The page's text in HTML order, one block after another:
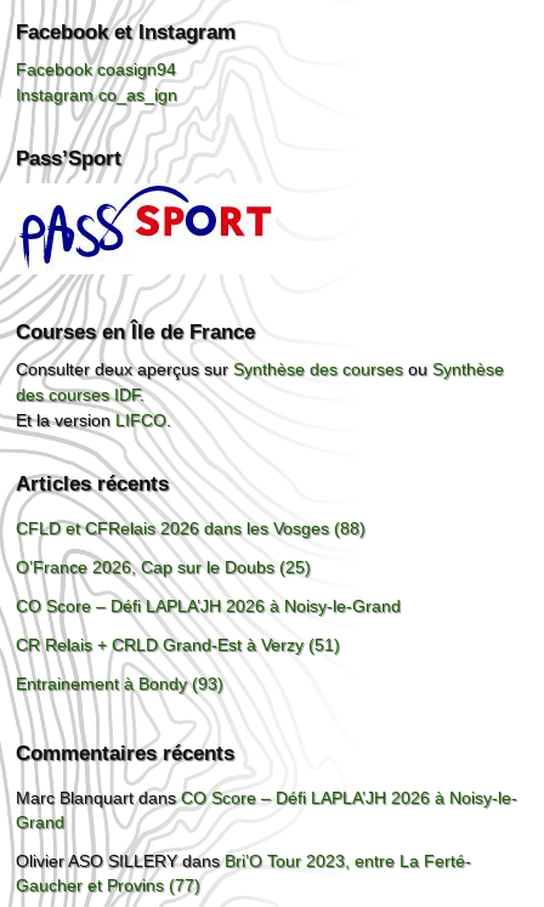
Facebook et Instagram
Facebook coasign94
Instagram co_as_ign
Pass’Sport
Courses en Île de France
Consulter deux aperçus surSynthèse des coursesouSynthèse
des courses IDF.
Et la versionLIFCO.
Articles récents
CFLD et CFRelais 2026 dans les Vosges (88)
O’France 2026, Cap sur le Doubs (25)
CO Score – Défi LAPLA’JH 2026 à Noisy-le-Grand
CR Relais + CRLD Grand-Est à Verzy (51)
Entrainement à Bondy (93)
Commentaires récents
Marc BlanquartdansCO Score – Défi LAPLA’JH 2026 à Noisy-le-
Grand
Olivier ASO SILLERYdansBri’O Tour 2023, entre La Ferté-
Gaucher et Provins (77)